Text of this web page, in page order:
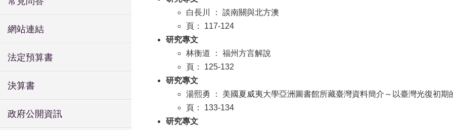
網站連結
法定預算書
決算書
政府公開資訊
白長川 ： 談南關與北方澳
頁： 117-124
研究專文
林衡道 ： 福州方言解說
頁： 125-132
研究專文
湯熙勇 ： 美國夏威夷大學亞洲圖書館所藏臺灣資料簡介～以臺灣光復初期
頁： 133-134
研究專文